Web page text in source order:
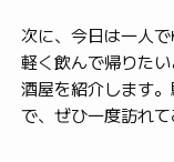
次に、今日は一人
軽く飲んで帰りた
酒屋を紹介します
で、ぜひ一度訪れて